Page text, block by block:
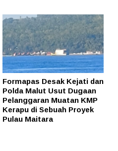
Formapas Desak Kejati dan
Polda Malut Usut Dugaan
Pelanggaran Muatan KMP
Kerapu di Sebuah Proyek
Pulau Maitara